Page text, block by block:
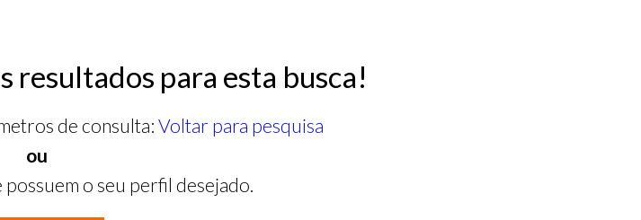
resultados para esta busca!
de consulta: Voltar para pesquisa
ou
o seu perfil desejado.